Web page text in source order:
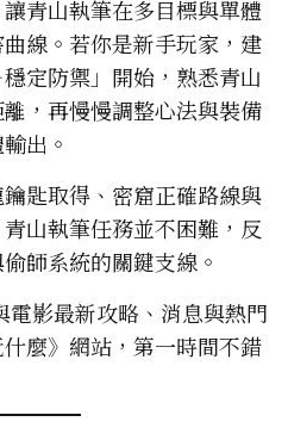
青山執筆在多目標與單體
線。若你是新手玩家，建
定防禦」開始，熟悉青山
，再慢慢調整心法與裝備
出。
匙取得、密窟正確路線與
山執筆任務並不困難，反
師系統的關鍵支線。
電影最新攻略、消息與熱門
麼》網站，第一時間不錯